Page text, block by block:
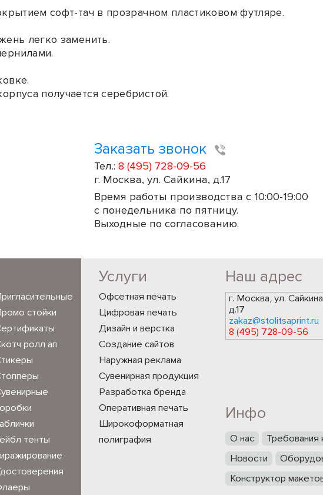
софт-тач в прозрачном пластиковом футляре.
легко заменить.
получается серебристой.
Заказать звонок
Тел.: 8 (495) 728-09-56
г. Москва, ул. Сайкина, д.17
Время работы производства с 10:00-19:00
с понедельника по пятницу.
Выходные по согласованию.
стойки
ролл ап
тенты
Услуги
Офсетная печать
Цифровая печать
Дизайн и верстка
Создание сайтов
Наружная реклама
Сувенирная продукция
Разработка бренда
Оперативная печать
Широкоформатная
полиграфия
Наш адрес
г. Москва, ул.
д.17
zakaz@stolitsaprint.ru
8 (495) 728-09-56
Инфо
О нас Требования
Новости
Конструктор